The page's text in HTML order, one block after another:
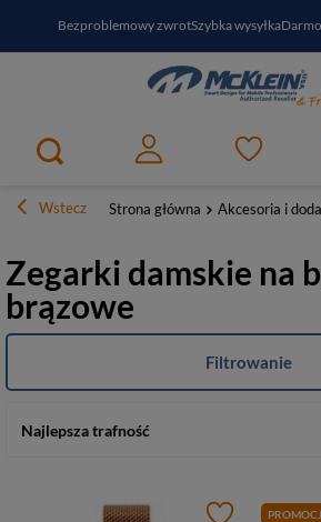
Bezproblemowy zwrotSzybka wysyłka
PayPo - kup i zapłać za30 dniZapisz się do
Wstecz Strona główna Akcesoria i
Zegarki damskie na
brązowe
Najlepsza trafność
Filtrowanie